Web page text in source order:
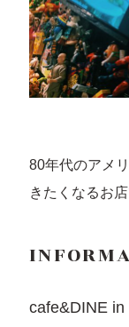
80年代のアメ
きたくなるお店
cafe&DINE